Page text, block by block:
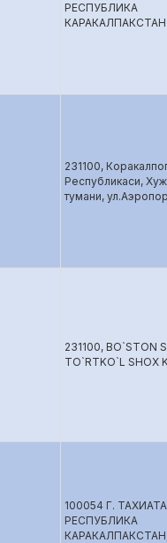
РЕСПУБЛИКА
КАРАКАЛПАКСТАН
231100,
Республикаси,
тумани,
231100, BO`STON
TO`RTKO`L SHOX
100054 Г.
РЕСПУБЛИКА